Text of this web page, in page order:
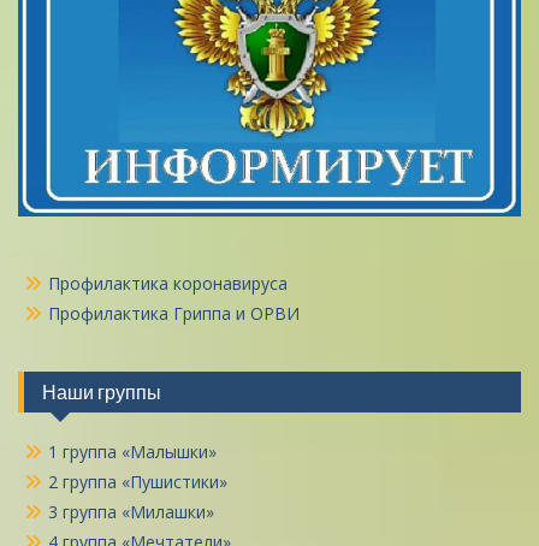
Профилактика коронавируса
Профилактика Гриппа и ОРВИ
Наши группы
1 группа «Малышки»
2 группа «Пушистики»
3 группа «Милашки»
4 группа «Мечтатели»